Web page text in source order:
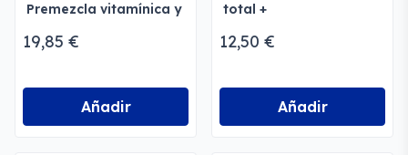
Premezcla vitamínica y
19,85 €
Añadir
total +
12,50 €
Añadir